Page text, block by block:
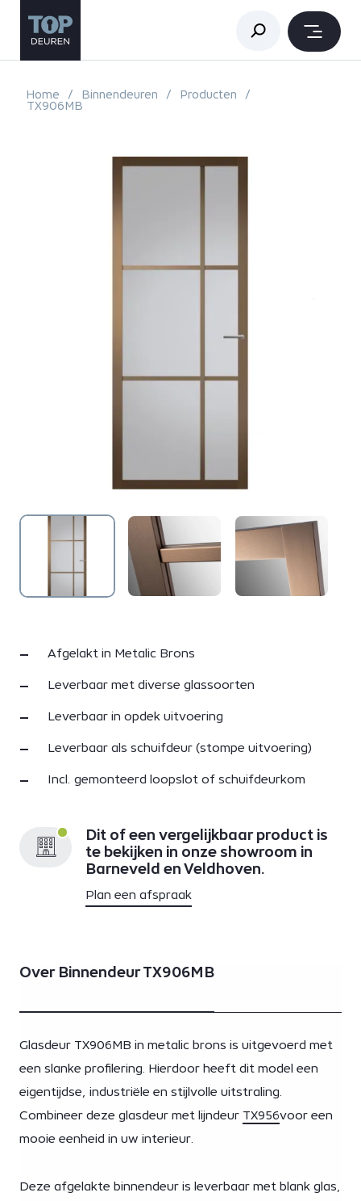
Home Binnendeuren
Producten
TX906MB
Afgelakt in Metalic Brons
Leverbaar met diverse glassoorten
Leverbaar in opdek uitvoering
Leverbaar als schuifdeur (stompe uitvoering)
Incl. gemonteerd loopslot of schuifdeurkom
Dit of een vergelijkbaar product is
te bekijken in onze showroom in
Barneveld en Veldhoven.
Plan een afspraak
Over Binnendeur TX906MB
Glasdeur TX906MB in metalic brons is uitgevoerd met
een slanke profilering. Hierdoor heeft dit model een
eigentijdse, industriële en stijlvolle uitstraling.
Combineer deze glasdeur met lijndeur TX956voor een
mooie eenheid in uw interieur.
Deze afgelakte binnendeur is leverbaar met blank glas,